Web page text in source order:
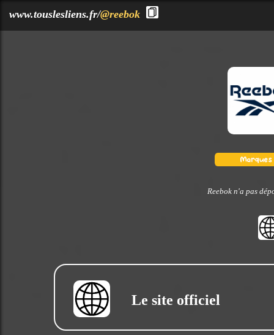
www.touslesliens.fr/@reebok
Reebok n'a pas
Le site officiel